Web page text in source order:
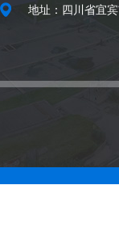
地址：四川省宜